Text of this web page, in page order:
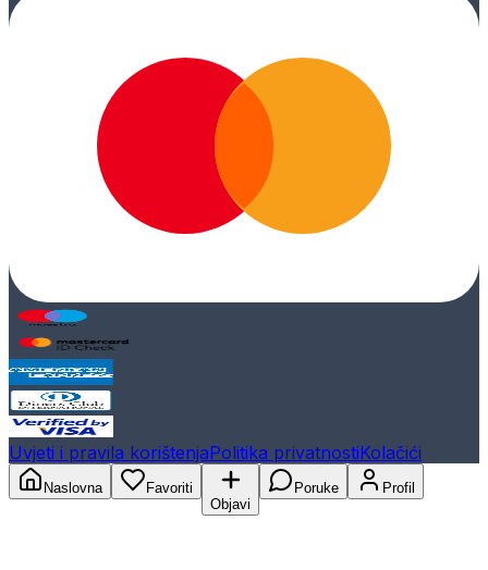
Uvjeti i pravila korištenjaPolitika privatnostiKolačići
Naslovna
Favoriti
Objavi
Poruke Profil